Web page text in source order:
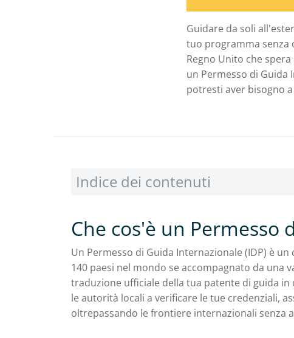
Guidare da soli
tuo programma senza
Regno Unito che
un Permesso di Guida
potresti aver bisogno
Indice dei contenuti
Che cos'è un Permesso
Un Permesso di Guida Internazionale (IDP) è
140 paesi nel mondo se accompagnato da una
traduzione ufficiale della tua patente di guida in
le autorità locali a verificare le tue credenziali,
oltrepassando le frontiere internazionali